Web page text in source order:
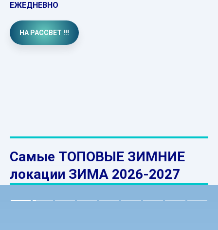
ЕЖЕДНЕВНО
НА РАССВЕТ !!!
Самые ТОПОВЫЕ ЗИМНИЕ
локации ЗИМА 2026-2027